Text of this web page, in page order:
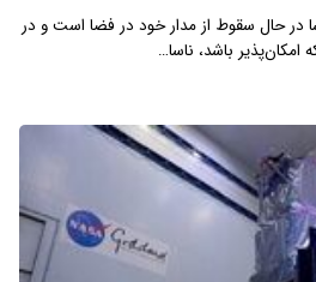
حال سقوط از مدار خود در فضا است و در
باشد، ناسا…